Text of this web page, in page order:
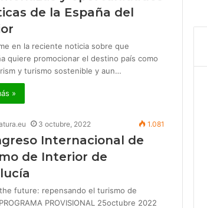
de la España del
en la reciente noticia sobre que
quiere promocionar el destino país como
y turismo sostenible y aun…
»
3 octubre, 2022 1.081
Internacional de
de Interior de
future: repensando el turismo de
PROVISIONAL 25octubre 2022